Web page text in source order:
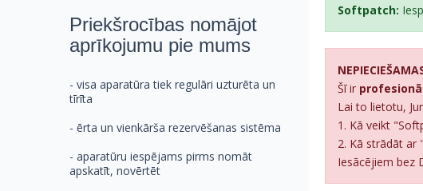
Priekšrocības nomājot
aprīkojumu pie mums
- visa aparatūra tiek regulāri uzturēta un
tīrīta
- ērta un vienkārša rezervēšanas sistēma
- aparatūru iespējams pirms nomāt
apskatīt, novērtēt
Softpatch:
Šī ir
Lai to lietotu,
1. Kā veikt
2. Kā strādāt ar
Iesācējiem bez